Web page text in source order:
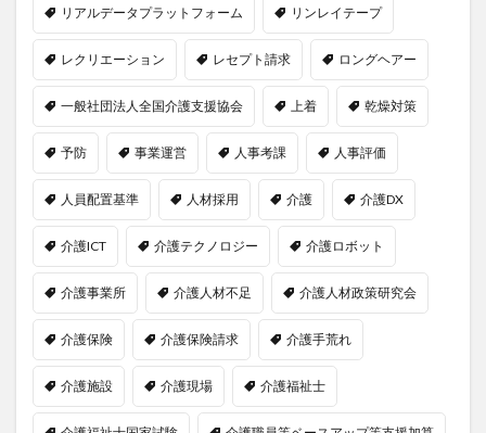
リアルデータプラットフォーム リンレイテープ
レクリエーション レセプト請求 ロングヘアー
一般社団法人全国介護支援協会 上着 乾燥対策
予防 事業運営 人事考課 人事評価
人員配置基準 人材採用 介護 介護DX
介護ICT 介護テクノロジー 介護ロボット
介護事業所 介護人材不足 介護人材政策研究会
介護保険 介護保険請求 介護手荒れ
介護施設 介護現場 介護福祉士